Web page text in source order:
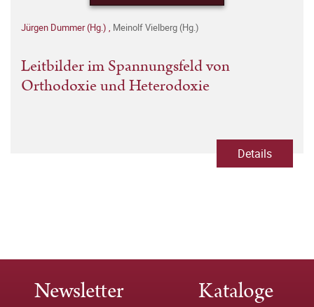
Jürgen Dummer (Hg.) , Meinolf Vielberg (Hg.)
Leitbilder im Spannungsfeld von
Orthodoxie und Heterodoxie
Details
Newsletter Kataloge